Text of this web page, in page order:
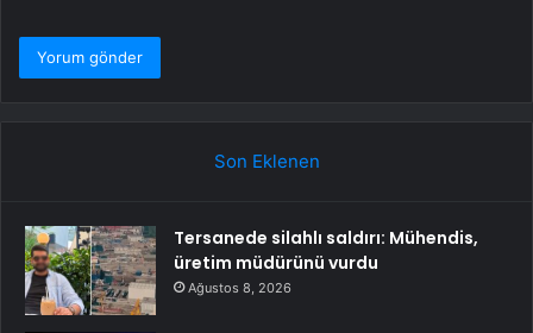
Son Eklenen
Tersanede silahlı saldırı: Mühendis,
üretim müdürünü vurdu
Ağustos 8, 2026